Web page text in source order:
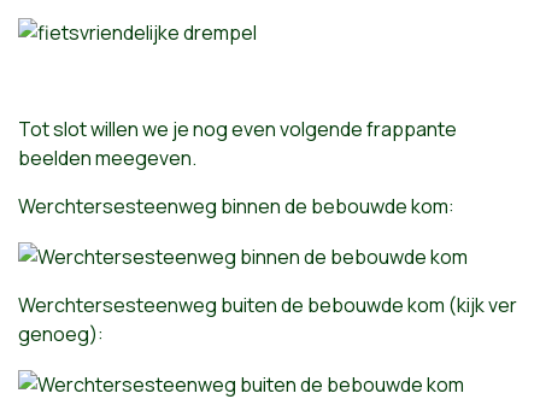
Tot slot willen we je nog even volgende frappante
beelden meegeven.
Werchtersesteenweg binnen de bebouwde kom:
Werchtersesteenweg buiten de bebouwde kom (kijk ver
genoeg):